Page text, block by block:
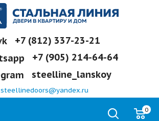
+7 (812) 337-23-21
+7 (905) 214-64-64
steelline_lanskoy
steellinedoors@yandex.ru
0